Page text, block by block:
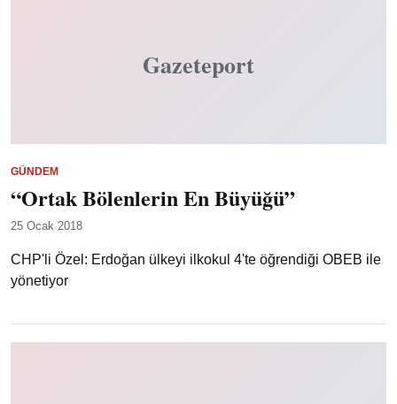
Gazeteport
GÜNDEM
“Ortak Bölenlerin En Büyüğü”
25 Ocak 2018
CHP'li Özel: Erdoğan ülkeyi ilkokul 4'te öğrendiği OBEB ile
yönetiyor